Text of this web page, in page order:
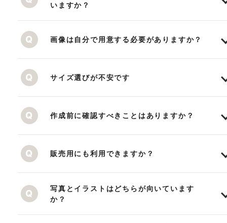
いますか？
画像は自分で用意する必要がありますか？
サイズ選びが不安です
作成前に確認すべきことはありますか？
販売用にも利用できますか？
写真とイラストはどちらが向いています
か？